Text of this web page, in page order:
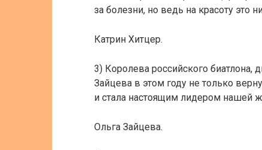
за болезни, но ведь на красоту это
Катрин Хитцер.
3) Королева российского биатлона,
Зайцева в этом году не только
и стала настоящим лидером нашей
Ольга Зайцева.